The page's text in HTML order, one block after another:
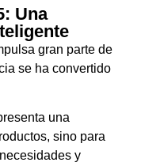
Una
gran parte de
se ha convertido
una
sino para
y